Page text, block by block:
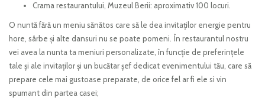
Crama restaurantului, Muzeul Berii: aproximativ 100 locuri.
O nuntă fără un meniu sănătos care să le dea invitaților energie pentru
hore, sârbe și alte dansuri nu se poate pomeni. În restaurantul nostru
vei avea la nunta ta meniuri personalizate, în funcție de preferințele
tale și ale invitaților și un bucătar șef dedicat evenimentului tău, care să
prepare cele mai gustoase preparate, de orice fel ar fi ele si vin
spumant din partea casei;